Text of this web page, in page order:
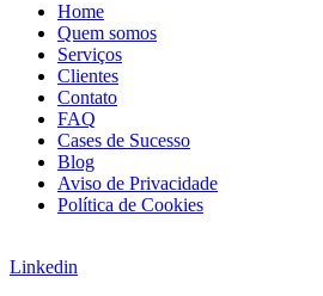
Home
Quem somos
Serviços
Clientes
Contato
FAQ
Cases de Sucesso
Blog
Aviso de Privacidade
Política de Cookies
Linkedin